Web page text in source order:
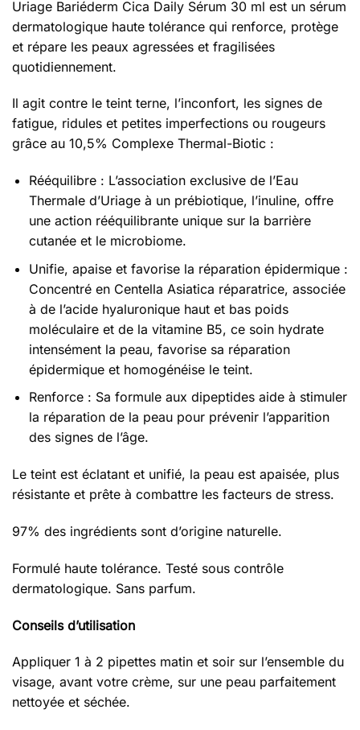
Uriage Bariéderm Cica Daily Sérum 30 ml est un sérum
dermatologique haute tolérance qui renforce, protège
et répare les peaux agressées et fragilisées
quotidiennement.
Il agit contre le teint terne, l’inconfort, les signes de
fatigue, ridules et petites imperfections ou rougeurs
grâce au 10,5% Complexe Thermal-Biotic :
Rééquilibre : L’association exclusive de l’Eau
Thermale d’Uriage à un prébiotique, l’inuline, offre
une action rééquilibrante unique sur la barrière
cutanée et le microbiome.
Unifie, apaise et favorise la réparation épidermique :
Concentré en Centella Asiatica réparatrice, associée
à de l’acide hyaluronique haut et bas poids
moléculaire et de la vitamine B5, ce soin hydrate
intensément la peau, favorise sa réparation
épidermique et homogénéise le teint.
Renforce : Sa formule aux dipeptides aide à stimuler
la réparation de la peau pour prévenir l’apparition
des signes de l’âge.
Le teint est éclatant et unifié, la peau est apaisée, plus
résistante et prête à combattre les facteurs de stress.
97% des ingrédients sont d’origine naturelle.
Formulé haute tolérance. Testé sous contrôle
dermatologique. Sans parfum.
Conseils d’utilisation
Appliquer 1 à 2 pipettes matin et soir sur l’ensemble du
visage, avant votre crème, sur une peau parfaitement
nettoyée et séchée.